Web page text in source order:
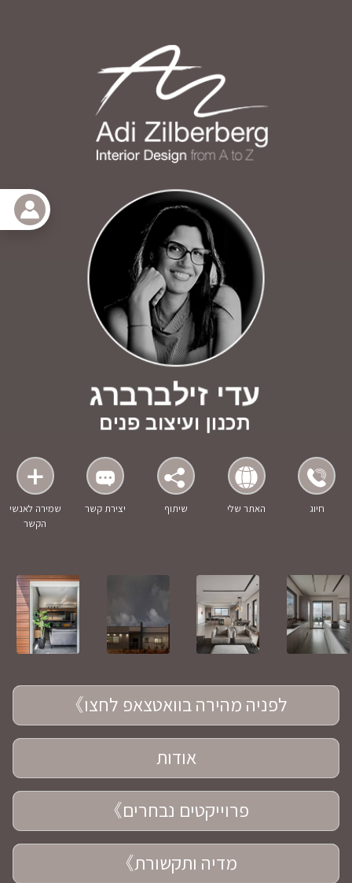
שמירה לאנשי
הקשר
יצירת קשר שיתוף האתר שלי חיוג
לפניה מהירה בוואטצאפ לחצו》
אודות
פרוייקטים נבחרים》
מדיה ותקשורת》